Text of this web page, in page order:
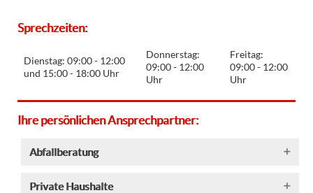
Sprechzeiten:
Dienstag: 09:00 - 12:00
und 15:00 - 18:00 Uhr
Donnerstag:
09:00 - 12:00
Uhr
Freitag:
09:00 - 12:00
Uhr
Ihre persönlichen Ansprechpartner:
Abfallberatung
Private Haushalte